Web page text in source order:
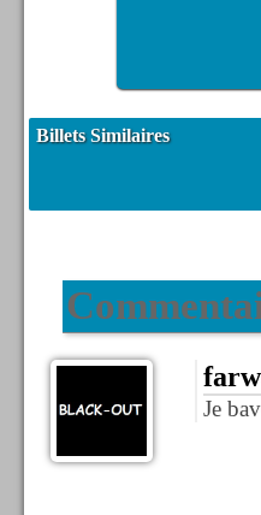
Billets Similaires
Je